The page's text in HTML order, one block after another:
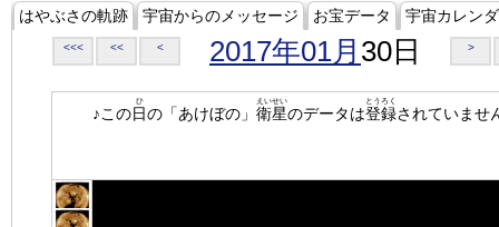
はやぶさの軌跡 宇宙からのメッセージ お宝データ 宇宙カレン
<<< << < 2017年01月 30日 >
♪この日
ひ
の「あけぼの」 衛星
えいせい
のデータは登録
とうろく
されていませ